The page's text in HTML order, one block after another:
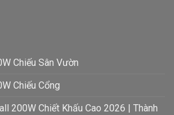
Chiếu Sân Vườn
Chiếu Cổng
200W Chiết Khấu Cao 2026 | Thành